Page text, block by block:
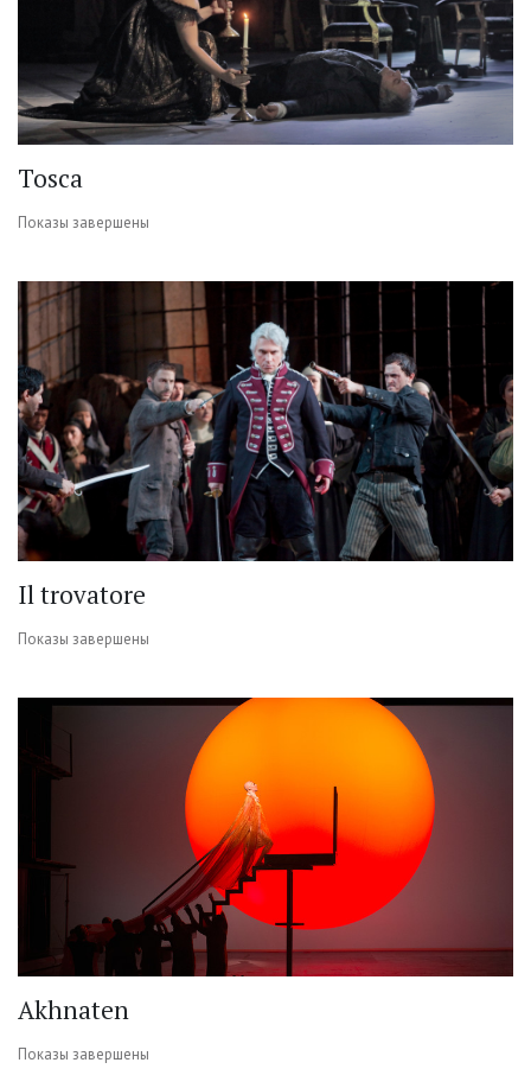
Tosca
Показы завершены
Il trovatore
Показы завершены
Akhnaten
Показы завершены